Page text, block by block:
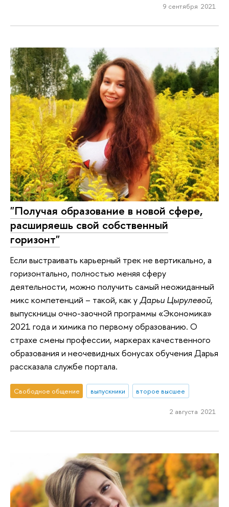
9 сентября 2021
"Получая образование в новой сфере,
расширяешь свой собственный
горизонт"
Если выстраивать карьерный трек не вертикально, а
горизонтально, полностью меняя сферу
деятельности, можно получить самый неожиданный
микс компетенций – такой, как уДарьи Цырулевой,
выпускницы очно-заочной программы «Экономика»
2021 года и химика по первому образованию. О
страхе смены профессии, маркерах качественного
образования и неочевидных бонусах обучения Дарья
рассказала службе портала.
Свободное общение выпускники второе высшее
2 августа 2021